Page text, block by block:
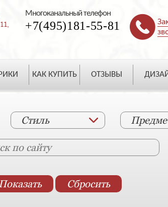
Многоканальный телефон
+7(495)181-55-81
КАК КУПИТЬ ОТЗЫВЫ
Стиль